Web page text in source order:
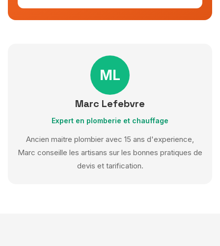
ML
Marc Lefebvre
Expert en plomberie et chauffage
Ancien maitre plombier avec 15 ans d'experience,
Marc conseille les artisans sur les bonnes pratiques de
devis et tarification.